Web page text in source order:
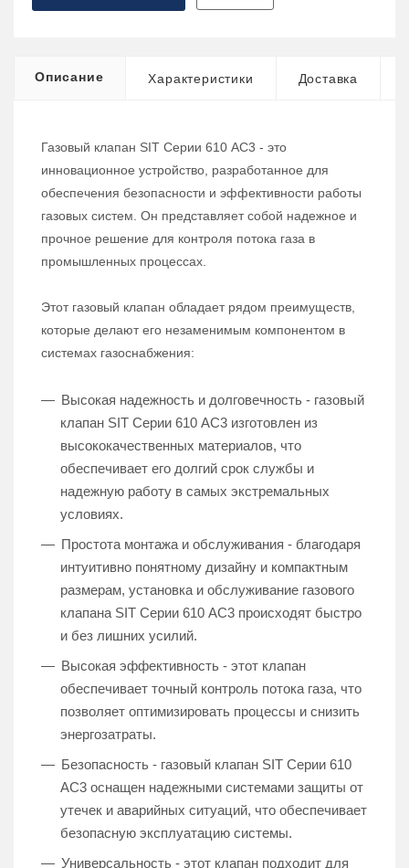
Описание Характеристики Доставка
Газовый клапан SIT Серии 610 AC3 - это
инновационное устройство, разработанное для
обеспечения безопасности и эффективности работы
газовых систем. Он представляет собой надежное и
прочное решение для контроля потока газа в
промышленных процессах.
Этот газовый клапан обладает рядом преимуществ,
которые делают его незаменимым компонентом в
системах газоснабжения:
Высокая надежность и долговечность - газовый
клапан SIT Серии 610 AC3 изготовлен из
высококачественных материалов, что
обеспечивает его долгий срок службы и
надежную работу в самых экстремальных
условиях.
Простота монтажа и обслуживания - благодаря
интуитивно понятному дизайну и компактным
размерам, установка и обслуживание газового
клапана SIT Серии 610 AC3 происходят быстро
и без лишних усилий.
Высокая эффективность - этот клапан
обеспечивает точный контроль потока газа, что
позволяет оптимизировать процессы и снизить
энергозатраты.
Безопасность - газовый клапан SIT Серии 610
AC3 оснащен надежными системами защиты от
утечек и аварийных ситуаций, что обеспечивает
безопасную эксплуатацию системы.
Универсальность - этот клапан подходит для